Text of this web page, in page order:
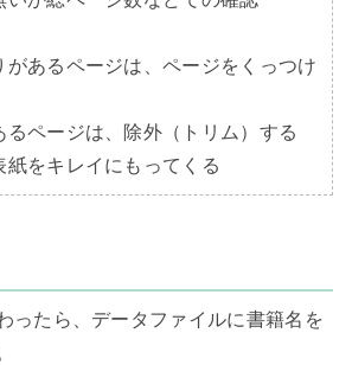
があるページは、ページをくっつけ
るページは、除外（トリム）する
紙をキレイにもってくる
ったら、データファイルに書籍名を